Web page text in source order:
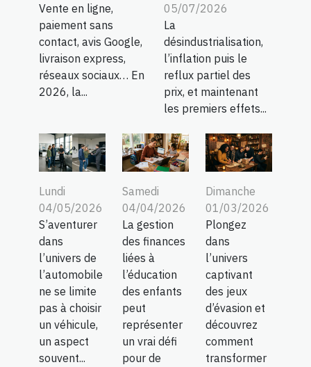
Vente en ligne,
paiement sans
contact, avis Google,
livraison express,
réseaux sociaux… En
2026, la...
05/07/2026
La
désindustrialisation,
l’inflation puis le
reflux partiel des
prix, et maintenant
les premiers effets...
Lundi
04/05/2026
S’aventurer
dans
l’univers de
l’automobile
ne se limite
pas à choisir
un véhicule,
un aspect
souvent...
Samedi
04/04/2026
La gestion
des finances
liées à
l’éducation
des enfants
peut
représenter
un vrai défi
pour de
Dimanche
01/03/2026
Plongez
dans
l’univers
captivant
des jeux
d’évasion et
découvrez
comment
transformer